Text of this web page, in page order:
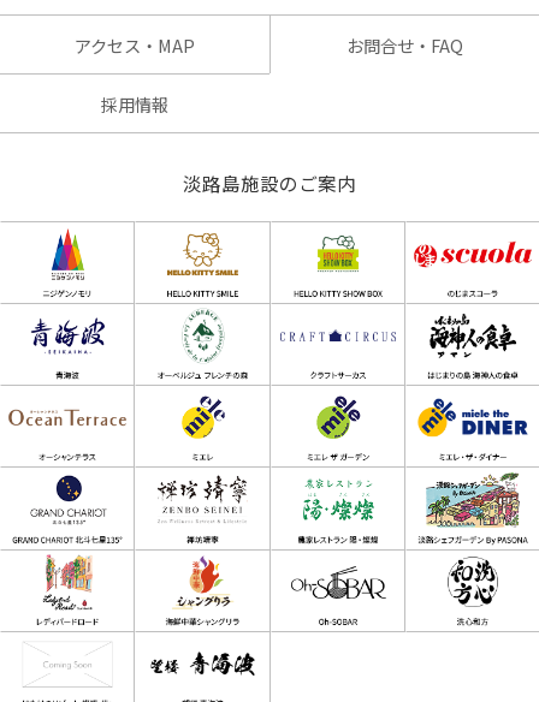
アクセス・MAP お問合せ・FAQ
採用情報
淡路島施設のご案内